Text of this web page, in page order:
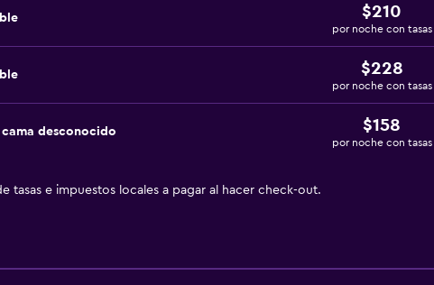
$210
por noche con tasas
$228
por noche con tasas
desconocido $158
por noche con tasas
tasas e impuestos locales a pagar al hacer check-out.